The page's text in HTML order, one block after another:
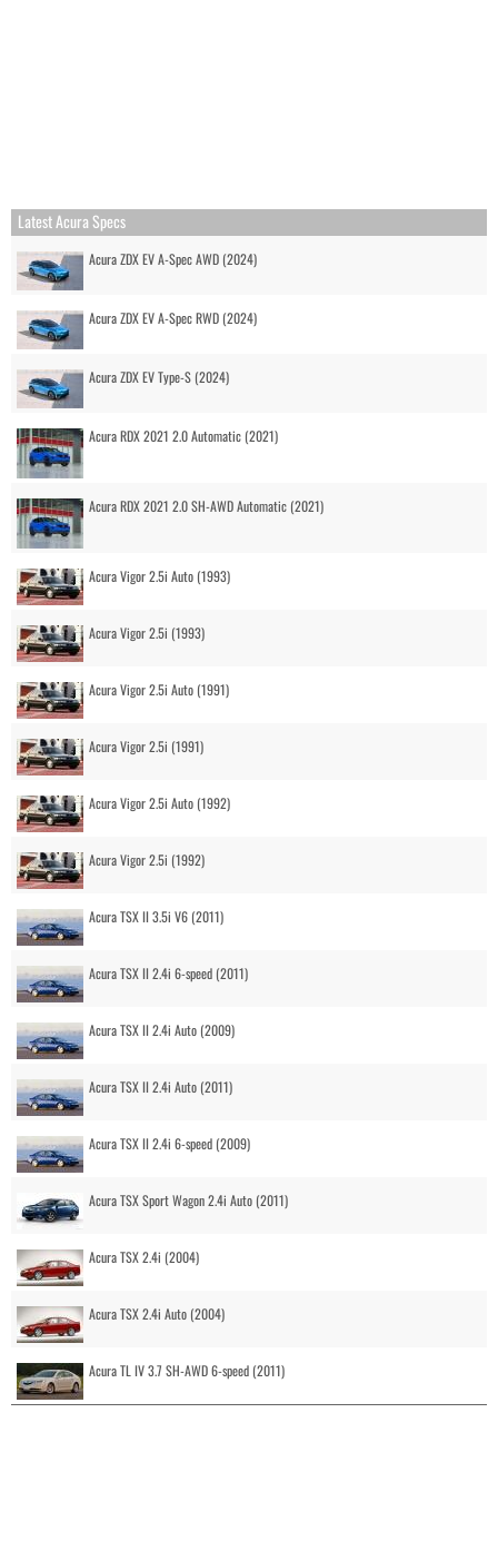
Latest Acura Specs
Acura ZDX EV A-Spec AWD (2024)
Acura ZDX EV A-Spec RWD (2024)
Acura ZDX EV Type-S (2024)
Acura RDX 2021 2.0 Automatic (2021)
Acura RDX 2021 2.0 SH-AWD Automatic (2021)
Acura Vigor 2.5i Auto (1993)
Acura Vigor 2.5i (1993)
Acura Vigor 2.5i Auto (1991)
Acura Vigor 2.5i (1991)
Acura Vigor 2.5i Auto (1992)
Acura Vigor 2.5i (1992)
Acura TSX II 3.5i V6 (2011)
Acura TSX II 2.4i 6-speed (2011)
Acura TSX II 2.4i Auto (2009)
Acura TSX II 2.4i Auto (2011)
Acura TSX II 2.4i 6-speed (2009)
Acura TSX Sport Wagon 2.4i Auto (2011)
Acura TSX 2.4i (2004)
Acura TSX 2.4i Auto (2004)
Acura TL IV 3.7 SH-AWD 6-speed (2011)